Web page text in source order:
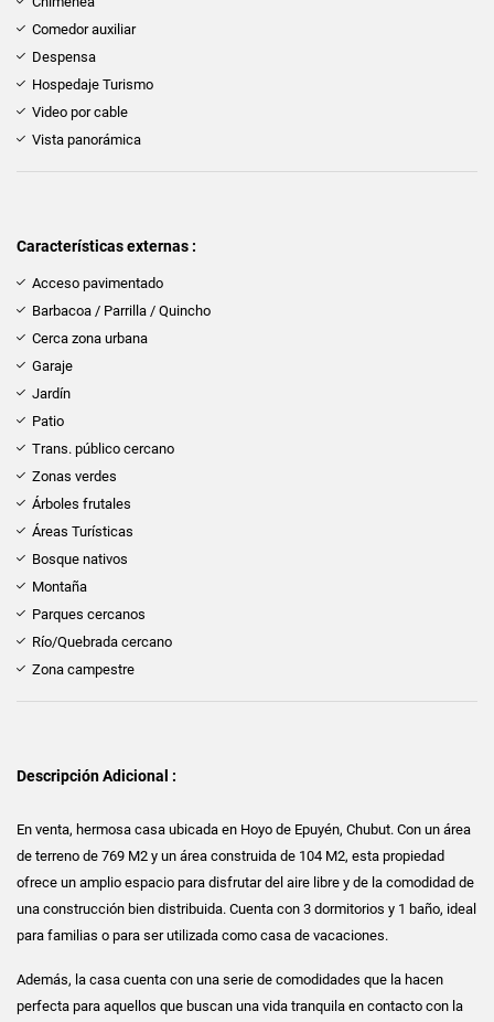
Comedor auxiliar
Despensa
Hospedaje Turismo
Video por cable
Vista panorámica
Características externas :
Acceso pavimentado
Barbacoa / Parrilla / Quincho
Cerca zona urbana
Garaje
Jardín
Patio
Trans. público cercano
Zonas verdes
Árboles frutales
Áreas Turísticas
Bosque nativos
Montaña
Parques cercanos
Río/Quebrada cercano
Zona campestre
Descripción Adicional :
En venta, hermosa casa ubicada en Hoyo de Epuyén, Chubut. Con un área
de terreno de 769 M2 y un área construida de 104 M2, esta propiedad
ofrece un amplio espacio para disfrutar del aire libre y de la comodidad de
una construcción bien distribuida. Cuenta con 3 dormitorios y 1 baño, ideal
para familias o para ser utilizada como casa de vacaciones.
Además, la casa cuenta con una serie de comodidades que la hacen
perfecta para aquellos que buscan una vida tranquila en contacto con la